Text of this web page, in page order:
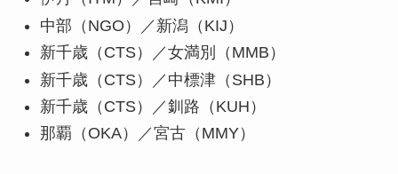
中部（NGO）／新潟（KIJ）
新千歳（CTS）／女満別（MMB）
新千歳（CTS）／中標津（SHB）
新千歳（CTS）／釧路（KUH）
那覇（OKA）／宮古（MMY）